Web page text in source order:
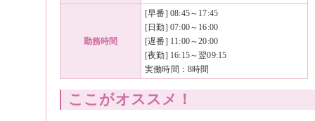
勤務時間
[早番] 08:45～17:45
[日勤] 07:00～16:00
[遅番] 11:00～20:00
[夜勤] 16:15～翌09:15
実働時間：8時間
ここがオススメ！